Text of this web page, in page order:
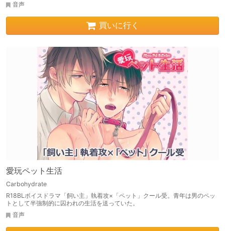
音声
買いに行く
愛玩ペット生活
Carbohydrate
R18BLボイスドラマ「飼い主」執着攻×「ペット」クール受。青年は男のペッ
トとして半強制的に囚われの生活を送っていた。
音声